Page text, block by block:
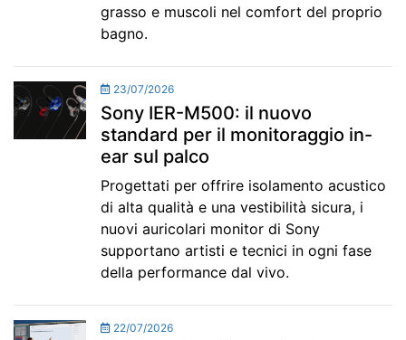
grasso e muscoli nel comfort del proprio
bagno.
23/07/2026
Sony IER-M500: il nuovo
standard per il monitoraggio in-
ear sul palco
Progettati per offrire isolamento acustico
di alta qualità e una vestibilità sicura, i
nuovi auricolari monitor di Sony
supportano artisti e tecnici in ogni fase
della performance dal vivo.
22/07/2026